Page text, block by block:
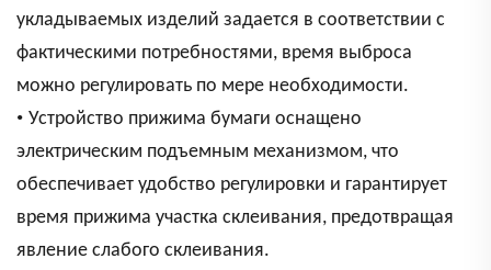
укладываемых изделий задается в соответствии с
фактическими потребностями, время выброса
можно регулировать по мере необходимости.
• Устройство прижима бумаги оснащено
электрическим подъемным механизмом, что
обеспечивает удобство регулировки и гарантирует
время прижима участка склеивания, предотвращая
явление слабого склеивания.